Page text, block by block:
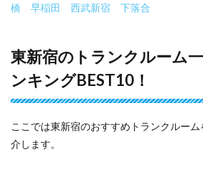
橋
早稲田 西武新宿 下落合
東新宿のトランクルーム
ンキングBEST10！
ここでは東新宿のおすすめトランクルー
介します。